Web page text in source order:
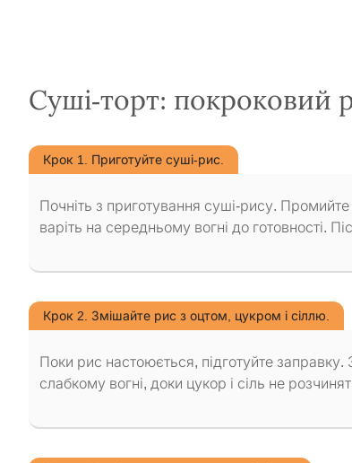
Суші-торт: покроковий
Крок 1. Приготуйте суші-рис.
Почніть з приготування суші-рису.
варіть на середньому вогні до готовності.
Крок 2. Змішайте рис з оцтом, цукром і сіллю.
Поки рис настоюється, підготуйте заправку.
слабкому вогні, доки цукор і сіль не